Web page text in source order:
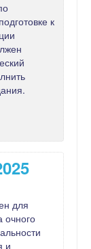
к
для
очного
и